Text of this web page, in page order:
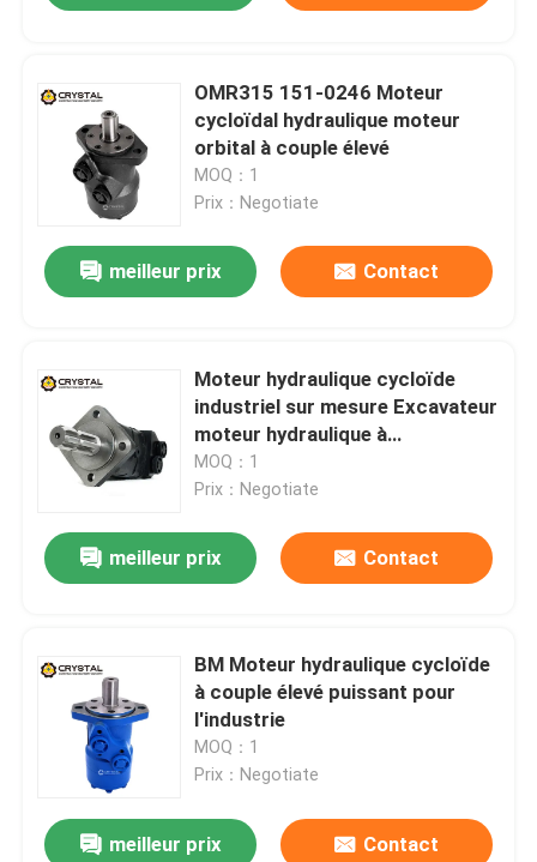
OMR315 151-0246 Moteur
cycloïdal hydraulique moteur
orbital à couple élevé
MOQ：1
Prix：Negotiate
meilleur prix Contact
Moteur hydraulique cycloïde
industriel sur mesure Excavateur
moteur hydraulique à
entraînement
MOQ：1
Prix：Negotiate
meilleur prix Contact
BM Moteur hydraulique cycloïde
à couple élevé puissant pour
l'industrie
MOQ：1
Prix：Negotiate
meilleur prix Contact